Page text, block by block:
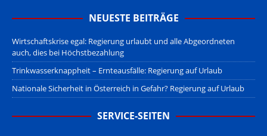
NEUESTE BEITRÄGE
Wirtschaftskrise egal: Regierung urlaubt und alle Abgeordneten
auch, dies bei Höchstbezahlung
Trinkwasserknappheit – Ernteausfälle: Regierung auf Urlaub
Nationale Sicherheit in Österreich in Gefahr? Regierung auf Urlaub
SERVICE-SEITEN